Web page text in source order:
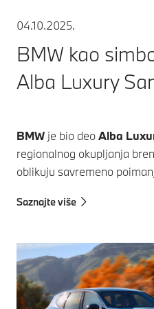
04.10.2025.
BMW kao
Alba Luxury
BMW je bio deoAlba
regionalnog okupljanja
oblikuju savremeno
Saznajte više